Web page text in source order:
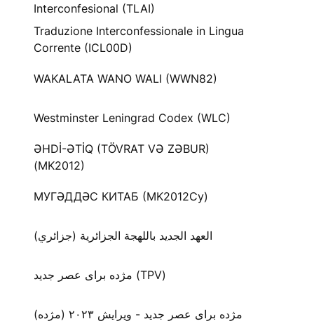
Interconfesional (TLAI)
Traduzione Interconfessionale in Lingua
Corrente (ICL00D)
WAKALATA WANO WALI (WWN82)
Westminster Leningrad Codex (WLC)
ƏHDİ-ƏTİQ (TÖVRAT VƏ ZƏBUR)
(MK2012)
МУГӘДДӘС КИТАБ (MK2012Cy)
العهد الجديد باللهجة الجزائرية (جزائري)
مژده برای عصر جدید (TPV)
مژده برای عصر جدید - ویرایش ۲۰۲۳ (مژده)